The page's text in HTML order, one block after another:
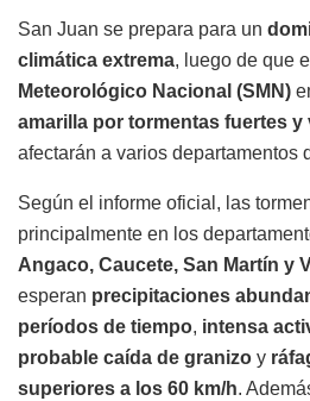
San Juan se prepara para un
climática extrema, luego de que el
Meteorológico Nacional (SMN)
amarilla por tormentas fuertes
afectarán a varios departamentos
Según el informe oficial, las
principalmente en los
Angaco, Caucete, San Martín y
esperan precipitaciones
períodos de tiempo, intensa
probable caída de granizo y
superiores a los 60 km/h.